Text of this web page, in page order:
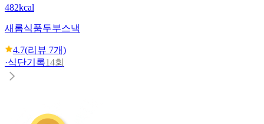
482kcal
새롬식품두부스낵
4.7(리뷰 7개)
·식단기록14회